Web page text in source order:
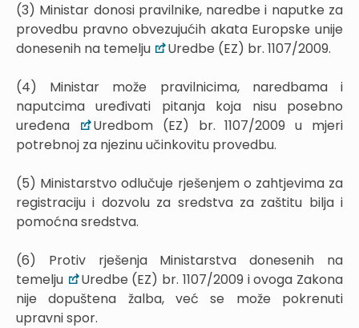
(3) Ministar donosi pravilnike, naredbe i naputke za
provedbu pravno obvezujućih akata Europske unije
donesenih na temelju
Uredbe (EZ) br. 1107/2009.
(4) Ministar može pravilnicima, naredbama i
naputcima uređivati pitanja koja nisu posebno
uređena
Uredbom (EZ) br. 1107/2009 u mjeri
potrebnoj za njezinu učinkovitu provedbu.
(5) Ministarstvo odlučuje rješenjem o zahtjevima za
registraciju i dozvolu za sredstva za zaštitu bilja i
pomoćna sredstva.
(6) Protiv rješenja Ministarstva donesenih na
temelju
Uredbe (EZ) br. 1107/2009 i ovoga Zakona
nije dopuštena žalba, već se može pokrenuti
upravni spor.